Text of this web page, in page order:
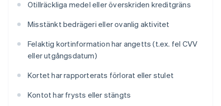
Otillräckliga medel eller överskriden kreditgräns
Misstänkt bedrägeri eller ovanlig aktivitet
Felaktig kortinformation har angetts (t.ex. fel CVV
eller utgångsdatum)
Kortet har rapporterats förlorat eller stulet
Kontot har frysts eller stängts